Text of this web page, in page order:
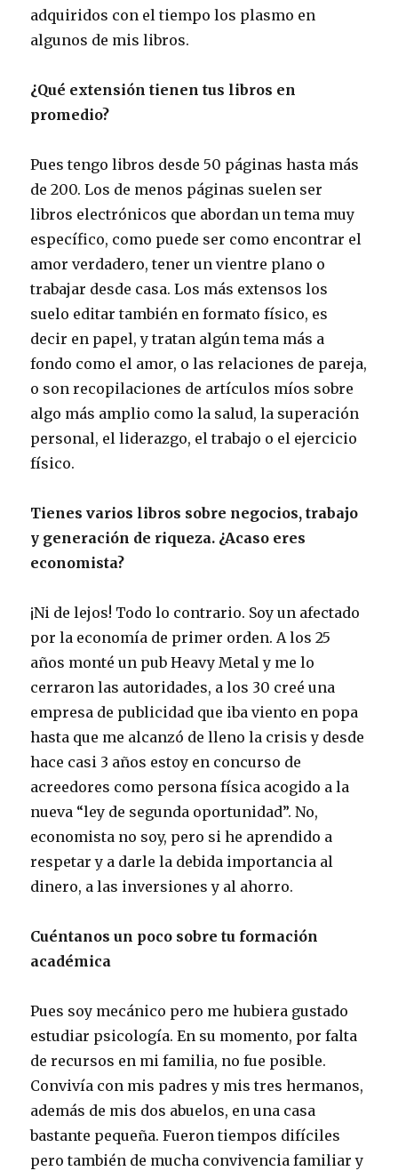
adquiridos con el tiempo los plasmo en
algunos de mis libros.
¿Qué extensión tienen tus libros en
promedio?
Pues tengo libros desde 50 páginas hasta más
de 200. Los de menos páginas suelen ser
libros electrónicos que abordan un tema muy
específico, como puede ser como encontrar el
amor verdadero, tener un vientre plano o
trabajar desde casa. Los más extensos los
suelo editar también en formato físico, es
decir en papel, y tratan algún tema más a
fondo como el amor, o las relaciones de pareja,
o son recopilaciones de artículos míos sobre
algo más amplio como la salud, la superación
personal, el liderazgo, el trabajo o el ejercicio
físico.
Tienes varios libros sobre negocios, trabajo
y generación de riqueza. ¿Acaso eres
economista?
¡Ni de lejos! Todo lo contrario. Soy un afectado
por la economía de primer orden. A los 25
años monté un pub Heavy Metal y me lo
cerraron las autoridades, a los 30 creé una
empresa de publicidad que iba viento en popa
hasta que me alcanzó de lleno la crisis y desde
hace casi 3 años estoy en concurso de
acreedores como persona física acogido a la
nueva “ley de segunda oportunidad”. No,
economista no soy, pero si he aprendido a
respetar y a darle la debida importancia al
dinero, a las inversiones y al ahorro.
Cuéntanos un poco sobre tu formación
académica
Pues soy mecánico pero me hubiera gustado
estudiar psicología. En su momento, por falta
de recursos en mi familia, no fue posible.
Convivía con mis padres y mis tres hermanos,
además de mis dos abuelos, en una casa
bastante pequeña. Fueron tiempos difíciles
pero también de mucha convivencia familiar y